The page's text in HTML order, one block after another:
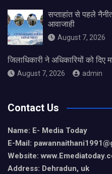
सप्ताहांत से पहले
आवाजाही
August 7, 2026
जिलाधिकारी ने अधिकारियों को
August 7, 2026 admin
Contact Us
Name: E- Media Today
E-Mail:
Website:
Address: Dehradun, uk